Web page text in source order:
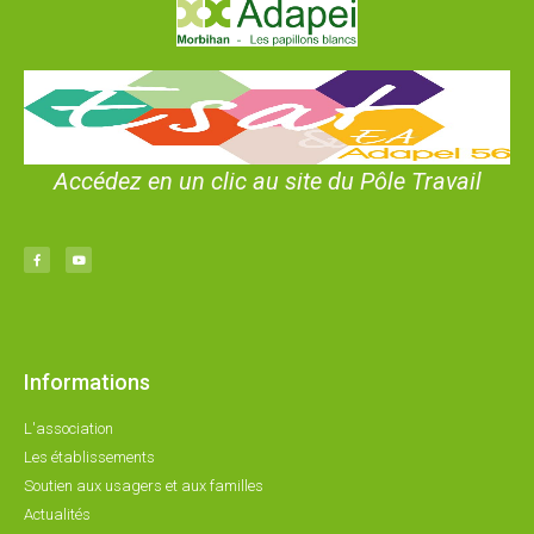
Accédez en un clic au site du Pôle Travail
Informations
L'association
Les établissements
Soutien aux usagers et aux familles
Actualités